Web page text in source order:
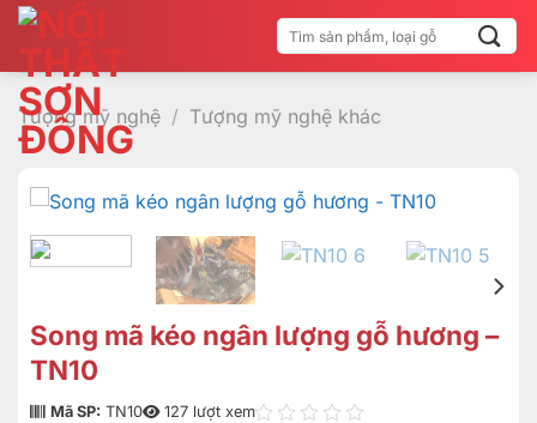
Bỏ
qua
nội
dung
Tìm
kiếm:
Tượng mỹ nghệ / Tượng mỹ nghệ khác
Song mã kéo ngân lượng gỗ hương –
TN10
Mã SP: TN10 127 lượt xem